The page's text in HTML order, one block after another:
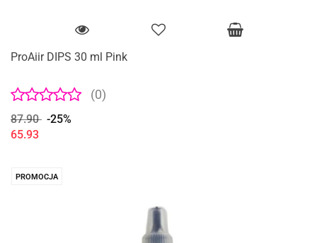
ProAiir DIPS 30 ml Pink
(0)
87.90 -25%
65.93
PROMOCJA